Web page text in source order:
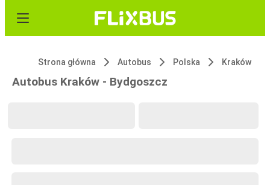
Strona główna Autobus Polska Kraków
Autobus Kraków - Bydgoszcz